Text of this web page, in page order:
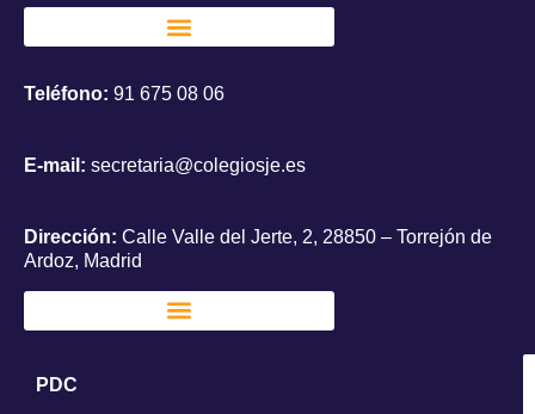
Teléfono: 91 675 08 06
E-mail: secretaria@colegiosje.es
Dirección: Calle Valle del Jerte, 2, 28850 – Torrejón de
Ardoz, Madrid
PDC